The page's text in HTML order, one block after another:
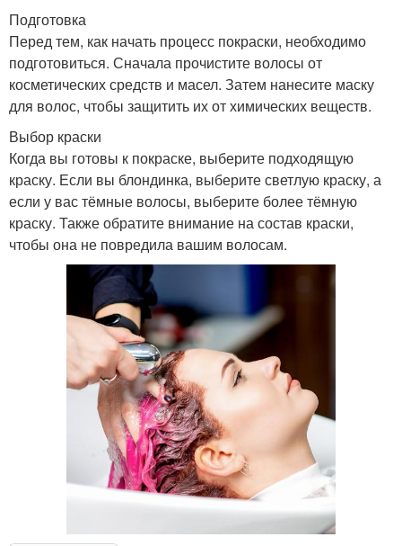
Подготовка
Перед тем, как начать процесс покраски, необходимо
подготовиться. Сначала прочистите волосы от
косметических средств и масел. Затем нанесите маску
для волос, чтобы защитить их от химических веществ.
Выбор краски
Когда вы готовы к покраске, выберите подходящую
краску. Если вы блондинка, выберите светлую краску, а
если у вас тёмные волосы, выберите более тёмную
краску. Также обратите внимание на состав краски,
чтобы она не повредила вашим волосам.